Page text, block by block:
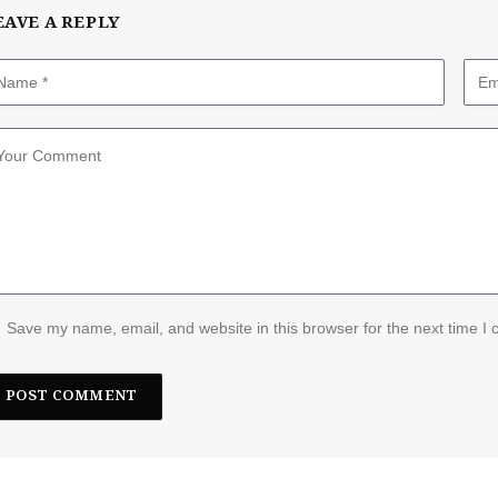
A REPLY
Save my name, email, and website in this browser for the next time I